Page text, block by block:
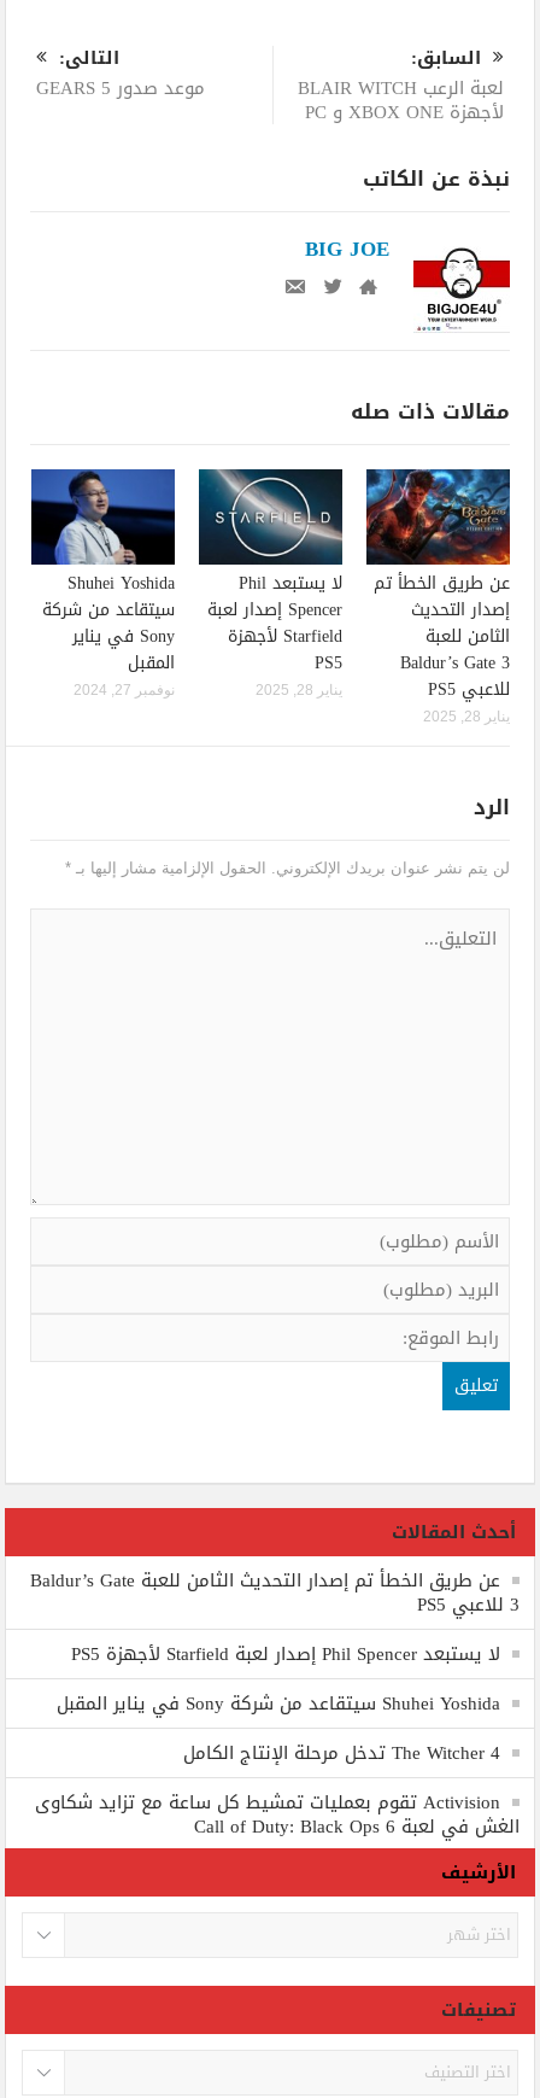
السابق:
لعبة الرعب BLAIR WITCH
لأجهزة XBOX ONE و PC
التالى:
موعد صدور GEARS 5
نبذة عن الكاتب
BIG JOE
مقالات ذات صله
عن طريق الخطأ تم
إصدار التحديث
الثامن للعبة
Baldur’s Gate 3
للاعبي PS5
يناير 28, 2025
لا يستبعد Phil
Spencer إصدار لعبة
Starfield لأجهزة
PS5
يناير 28, 2025
Shuhei Yoshida
سيتقاعد من شركة
Sony في يناير
المقبل
نوفمبر 27, 2024
الرد
لن يتم نشر عنوان بريدك الإلكتروني. الحقول الإلزامية مشار إليها بـ*
أحدث المقالات
عن طريق الخطأ تم إصدار التحديث الثامن للعبة Baldur’s Gate
3 للاعبي PS5
لا يستبعد Phil Spencer إصدار لعبة Starfield لأجهزة PS5
Shuhei Yoshida سيتقاعد من شركة Sony في يناير المقبل
The Witcher 4 تدخل مرحلة الإنتاج الكامل
Activision تقوم بعمليات تمشيط كل ساعة مع تزايد شكاوى
الغش في لعبة Call of Duty: Black Ops 6
الأرشيف
الأرشيف
تصنيفات
تصنيفات